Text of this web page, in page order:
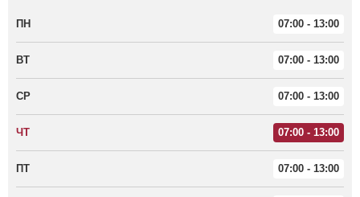
ПН 07:00 - 13:00
ВТ 07:00 - 13:00
СР 07:00 - 13:00
ЧТ 07:00 - 13:00
ПТ 07:00 - 13:00